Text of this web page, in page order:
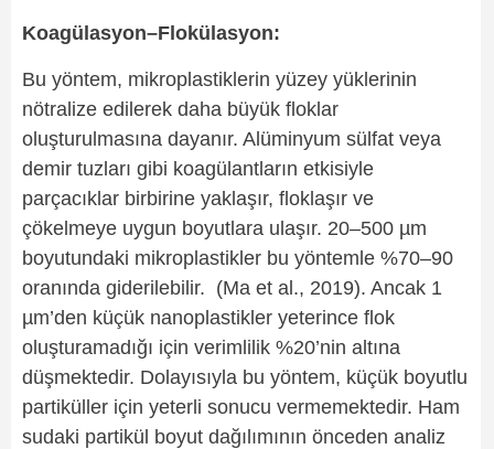
Koagülasyon–Flokülasyon:
Bu yöntem, mikroplastiklerin yüzey yüklerinin
nötralize edilerek daha büyük floklar
oluşturulmasına dayanır. Alüminyum sülfat veya
demir tuzları gibi koagülantların etkisiyle
parçacıklar birbirine yaklaşır, floklaşır ve
çökelmeye uygun boyutlara ulaşır. 20–500 µm
boyutundaki mikroplastikler bu yöntemle %70–90
oranında giderilebilir. (Ma et al., 2019). Ancak 1
µm’den küçük nanoplastikler yeterince flok
oluşturamadığı için verimlilik %20’nin altına
düşmektedir. Dolayısıyla bu yöntem, küçük boyutlu
partiküller için yeterli sonucu vermemektedir. Ham
sudaki partikül boyut dağılımının önceden analiz